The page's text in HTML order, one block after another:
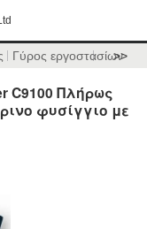
Γύρος εργοστασίων
>>
C9100 Πλήρως
φυσίγγιο με